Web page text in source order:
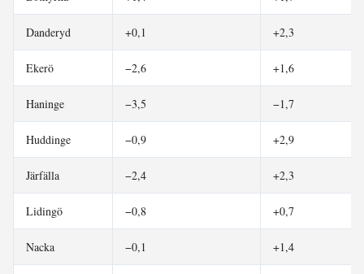
Danderyd +0,1 +2,3
Ekerö −2,6 +1,6
Haninge −3,5 −1,7
Huddinge −0,9 +2,9
Järfälla −2,4 +2,3
Lidingö −0,8 +0,7
Nacka −0,1 +1,4